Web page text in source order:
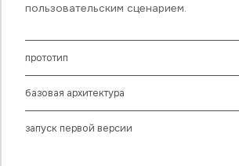
пользовательским сценарием.
прототип
базовая архитектура
запуск первой версии